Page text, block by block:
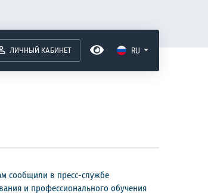
ЛИЧНЫЙ КАБИНЕТ RU
сообщили в пресс-службе
и профессионального обучения